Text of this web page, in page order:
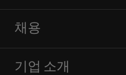
채용
기업 소개